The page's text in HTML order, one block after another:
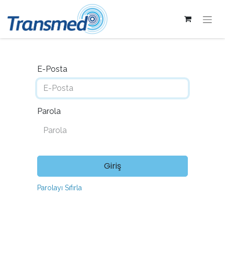
E-Posta
Parola
Giriş
Parolayı Sıfırla